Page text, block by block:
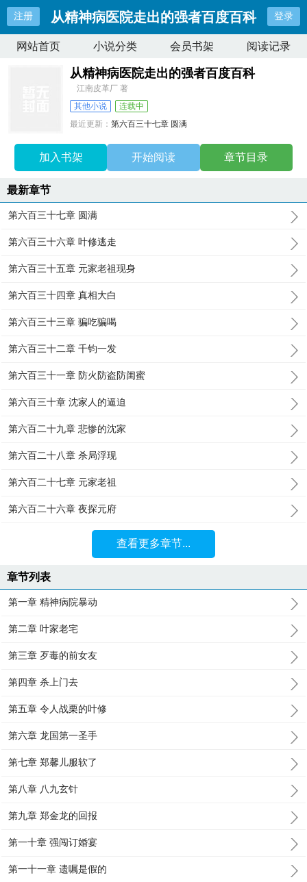
注册 从精神病医院走出的强者百度百科 登录
网站首页 小说分类 会员书架 阅读记录
从精神病医院走出的强者百度百科
江南皮革厂 著
其他小说
连载中
最近更新：第六百三十七章 圆满
加入书架 开始阅读 章节目录
最新章节
第六百三十七章 圆满
第六百三十六章 叶修逃走
第六百三十五章 元家老祖现身
第六百三十四章 真相大白
第六百三十三章 骗吃骗喝
第六百三十二章 千钧一发
第六百三十一章 防火防盗防闺蜜
第六百三十章 沈家人的逼迫
第六百二十九章 悲惨的沈家
第六百二十八章 杀局浮现
第六百二十七章 元家老祖
第六百二十六章 夜探元府
查看更多章节...
章节列表
第一章 精神病院暴动
第二章 叶家老宅
第三章 歹毒的前女友
第四章 杀上门去
第五章 令人战栗的叶修
第六章 龙国第一圣手
第七章 郑馨儿服软了
第八章 八九玄针
第九章 郑金龙的回报
第一十章 强闯订婚宴
第一十一章 遗嘱是假的